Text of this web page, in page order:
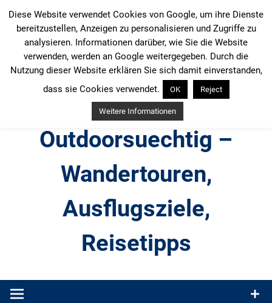
Inhalt
springen
Outdoorsuechtig –
Wandertouren,
Ausflugsziele,
Reisetipps
Produkttests und Buchrezensionen. Ein Blog für alle, die gern
Diese Website verwendet Cookies von Google, um ihre Dienste
bereitzustellen, Anzeigen zu personalisieren und Zugriffe zu
analysieren. Informationen darüber, wie Sie die Website
verwenden, werden an Google weitergegeben. Durch die
Nutzung dieser Website erklären Sie sich damit einverstanden,
dass sie Cookies verwendet.
OK Reject
Weitere Informationen